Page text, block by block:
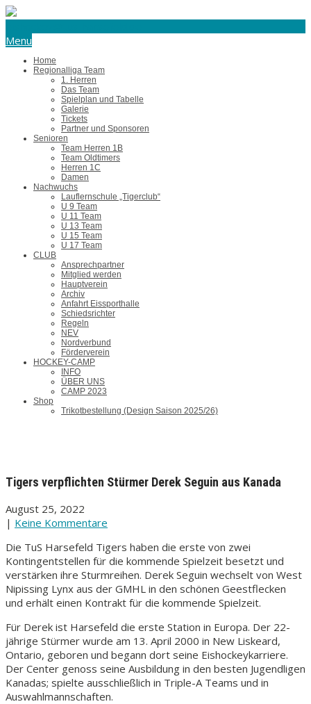
Menu
Home
Regionalliga Team
1. Herren
Das Team
Spielplan und Tabelle
Galerie
Tickets
Partner und Sponsoren
Senioren
Team Herren 1B
Team Oldtimers
Herren 1C
Damen
Nachwuchs
Lauflernschule „Tigerclub“
U 9 Team
U 11 Team
U 13 Team
U 15 Team
U 17 Team
CLUB
Ansprechpartner
Mitglied werden
Hauptverein
Archiv
Anfahrt Eissporthalle
Schiedsrichter
Regeln
NEV
Nordverbund
Förderverein
HOCKEY-CAMP
INFO
ÜBER UNS
CAMP 2023
Shop
Trikotbestellung (Design Saison 2025/26)
Tigers verpflichten Stürmer Derek Seguin aus Kanada
August 25, 2022
| Keine Kommentare
Die TuS Harsefeld Tigers haben die erste von zwei
Kontingentstellen für die kommende Spielzeit besetzt und
verstärken ihre Sturmreihen. Derek Seguin wechselt von West
Nipissing Lynx aus der GMHL in den schönen Geestflecken
und erhält einen Kontrakt für die kommende Spielzeit.
Für Derek ist Harsefeld die erste Station in Europa. Der 22-
jährige Stürmer wurde am 13. April 2000 in New Liskeard,
Ontario, geboren und begann dort seine Eishockeykarriere.
Der Center genoss seine Ausbildung in den besten Jugendligen
Kanadas; spielte ausschließlich in Triple-A Teams und in
Auswahlmannschaften.